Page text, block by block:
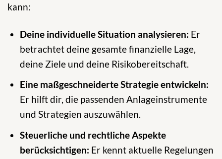
kann:
Deine individuelle Situation analysieren: Er
betrachtet deine gesamte finanzielle Lage,
deine Ziele und deine Risikobereitschaft.
Eine maßgeschneiderte Strategie entwickeln:
Er hilft dir, die passenden Anlageinstrumente
und Strategien auszuwählen.
Steuerliche und rechtliche Aspekte
berücksichtigen: Er kennt aktuelle Regelungen